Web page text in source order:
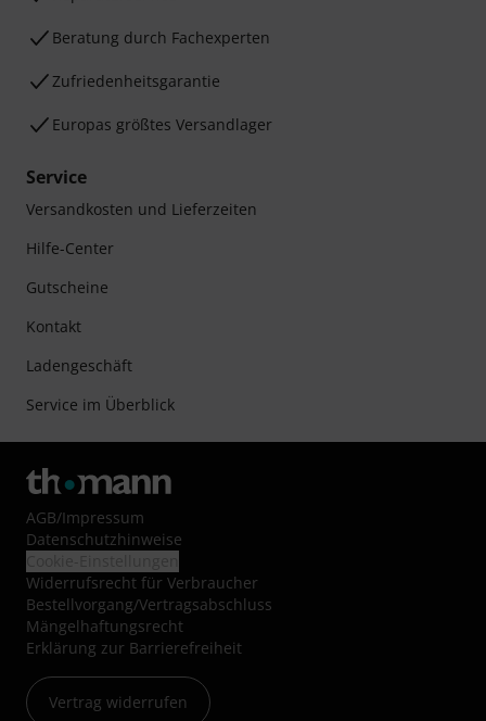
Beratung durch Fachexperten
Zufriedenheitsgarantie
Europas größtes Versandlager
Service
Versandkosten und Lieferzeiten
Hilfe-Center
Gutscheine
Kontakt
Ladengeschäft
Service im Überblick
AGB/Impressum
Datenschutzhinweise
Widerrufsrecht für Verbraucher
Bestellvorgang/Vertragsabschluss
Mängelhaftungsrecht
Erklärung zur Barrierefreiheit
Vertrag widerrufen